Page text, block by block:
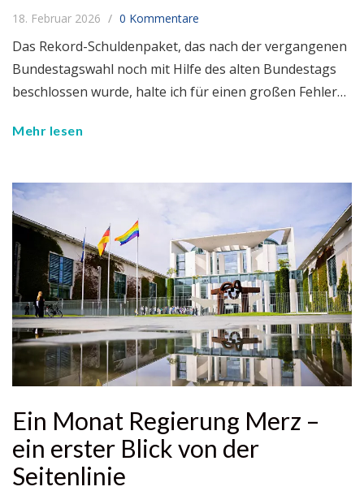
18. Februar 2026 0 Kommentare
Das Rekord-Schuldenpaket, das nach der vergangenen
Bundestagswahl noch mit Hilfe des alten Bundestags
beschlossen wurde, halte ich für einen großen Fehler…
Mehr lesen
Ein Monat Regierung Merz –
ein erster Blick von der
Seitenlinie